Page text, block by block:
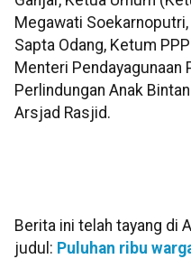
Megawati
Sapta Odang, Ketum
Menteri Pendayagunaan
Perlindungan Anak
Arsjad Rasjid.
Berita ini telah tayang di
judul: Puluhan ribu